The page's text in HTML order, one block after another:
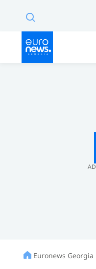
Euronews Georgia